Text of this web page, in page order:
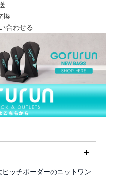
換
合わせる
ッチボーダーのニットワン